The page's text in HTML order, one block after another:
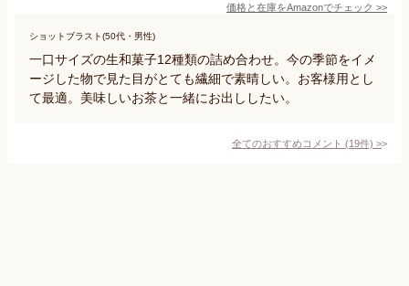
価格と在庫をAmazonでチェック >>
ショットブラスト(50代・男性)
一口サイズの生和菓子12種類の詰め合わせ。今の季節をイメ
ージした物で見た目がとても繊細で素晴しい。お客様用とし
て最適。美味しいお茶と一緒にお出ししたい。
全てのおすすめコメント (19件) >